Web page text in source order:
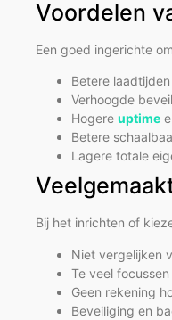
Voordelen
Een goed ingerichte
Betere
Verhoogde
Hogere uptime
Betere
Lagere totale
Bij het inrichten of
Niet vergelijken
Te veel
Geen rekening
Beveiliging en